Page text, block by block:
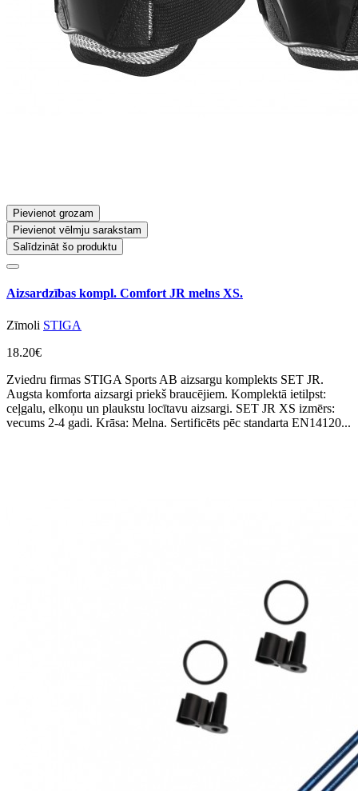
Pievienot grozam
Pievienot vēlmju sarakstam
Salīdzināt šo produktu
Aizsardzības kompl. Comfort JR melns XS.
Zīmoli STIGA
18.20€
Zviedru firmas STIGA Sports AB aizsargu komplekts SET JR.
Augsta komforta aizsargi priekš braucējiem. Komplektā ietilpst:
ceļgalu, elkoņu un plaukstu locītavu aizsargi. SET JR XS izmērs:
vecums 2-4 gadi. Krāsa: Melna. Sertificēts pēc standarta EN14120...